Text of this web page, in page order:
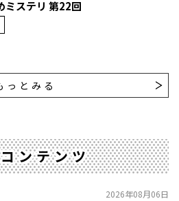
ミステリ 第22回
っとみる
ンテンツ
2026年08月06日